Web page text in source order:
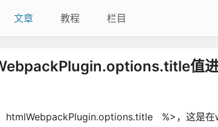
文章 教程 栏目
值
htmlWebpackPlugin.options.title %>，这是